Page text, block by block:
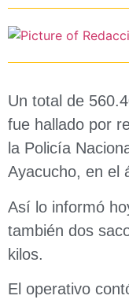
Un total de
fue hallado por
la Policía
Ayacucho, en el
Así lo informó
también dos
kilos.
El operativo